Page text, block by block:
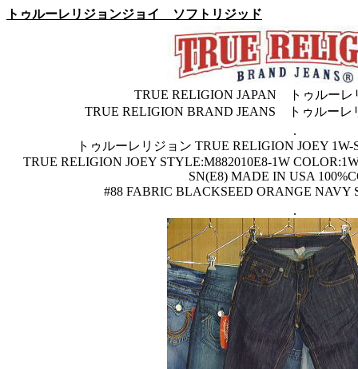
トゥルーレリジョンジョイ ソフトリジッド
TRUE RELIGION JAPAN トゥルーレ
TRUE RELIGION BRAND JEANS トゥルーレ
.
トゥルーレリジョン TRUE RELIGION JOEY
TRUE RELIGION JOEY STYLE:M882010E8-1W
SN(E8) MADE IN USA
#88 FABRIC BLACKSEED ORANGE
.